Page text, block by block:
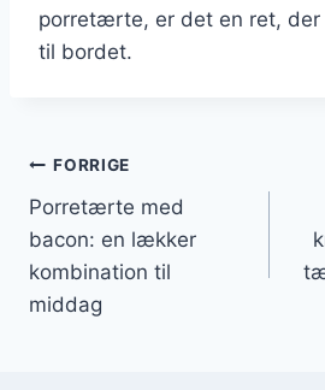
porretærte, er det en ret, der
til bordet.
Indlægsnavigation
FORRIGE
Porretærte med
bacon: en lækker
kombination til
middag